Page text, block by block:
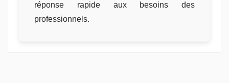
réponse rapide aux besoins des
professionnels.